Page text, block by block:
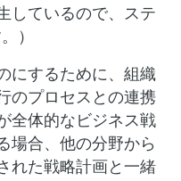
しているので、ステ
）
にするために、組織
のプロセスとの連携
全体的なビジネス戦
場合、他の分野から
れた戦略計画と一緒